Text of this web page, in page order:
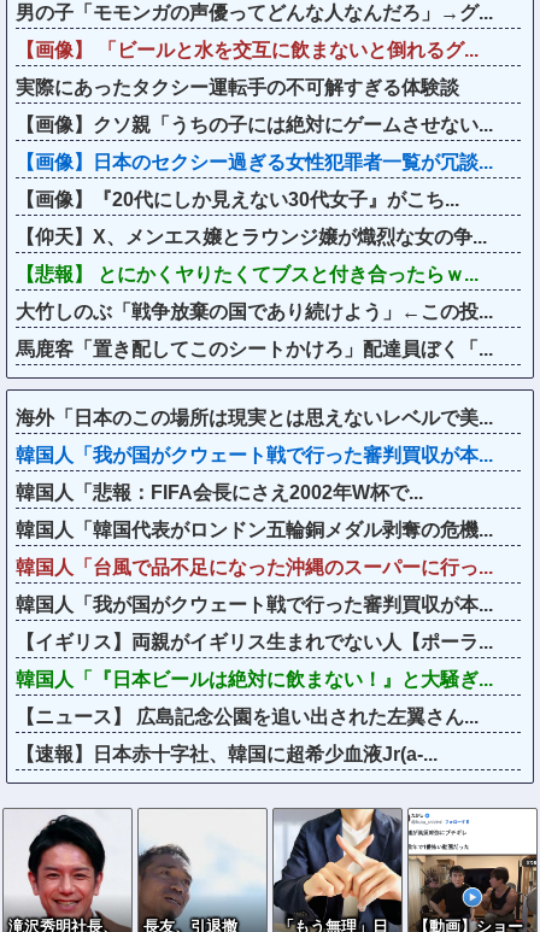
男の子「モモンガの声優ってどんな人なんだろ」→グ...
【画像】 「ビールと水を交互に飲まないと倒れるグ...
実際にあったタクシー運転手の不可解すぎる体験談
【画像】クソ親「うちの子には絶対にゲームさせない...
【画像】日本のセクシー過ぎる女性犯罪者一覧が冗談...
【画像】『20代にしか見えない30代女子』がこち...
【仰天】X、メンエス嬢とラウンジ嬢が熾烈な女の争...
【悲報】 とにかくヤりたくてブスと付き合ったらｗ...
大竹しのぶ「戦争放棄の国であり続けよう」←この投...
馬鹿客「置き配してこのシートかけろ」配達員ぼく「...
海外「日本のこの場所は現実とは思えないレベルで美...
韓国人「我が国がクウェート戦で行った審判買収が本...
韓国人「悲報：FIFA会長にさえ2002年W杯で...
韓国人「韓国代表がロンドン五輪銅メダル剥奪の危機...
韓国人「台風で品不足になった沖縄のスーパーに行っ...
韓国人「我が国がクウェート戦で行った審判買収が本...
【イギリス】両親がイギリス生まれでない人【ポーラ...
韓国人「『日本ビールは絶対に飲まない！』と大騒ぎ...
【ニュース】 広島記念公園を追い出された左翼さん...
【速報】日本赤十字社、韓国に超希少血液Jr(a-...
滝沢秀明社長、
長友、引退撤
「もう無理」日
【動画】ショー